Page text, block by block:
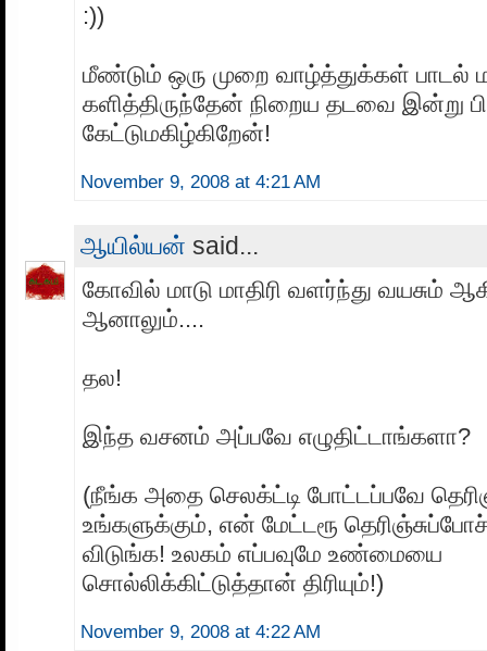
:))
மீண்டும் ஒரு முறை வாழ்த்துக்கள் பாடல்
களித்திருந்தேன் நிறைய தடவை இன்று
கேட்டுமகிழ்கிறேன்!
November 9, 2008 at 4:21 AM
ஆயில்யன் said...
கோவில் மாடு மாதிரி வளர்ந்து வயசும்
ஆனாலும்....
தல!
இந்த வசனம் அப்பவே எழுதிட்டாங்களா?
(நீங்க அதை செலக்ட்டி போட்டப்பவே
உங்களுக்கும், என் மேட்டரூ
விடுங்க! உலகம் எப்பவுமே உண்மையை
சொல்லிக்கிட்டுத்தான் திரியும்!)
November 9, 2008 at 4:22 AM